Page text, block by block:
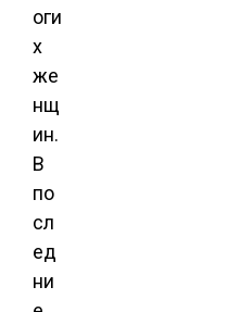
оги
х
же
нщ
ин.
В
по
сл
ед
ни